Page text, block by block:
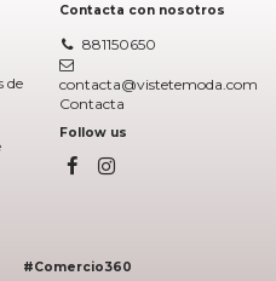
de
Contacta con nosotros
881150650
contacta@vistetemoda.com
Contacta
Follow us
#Comercio360